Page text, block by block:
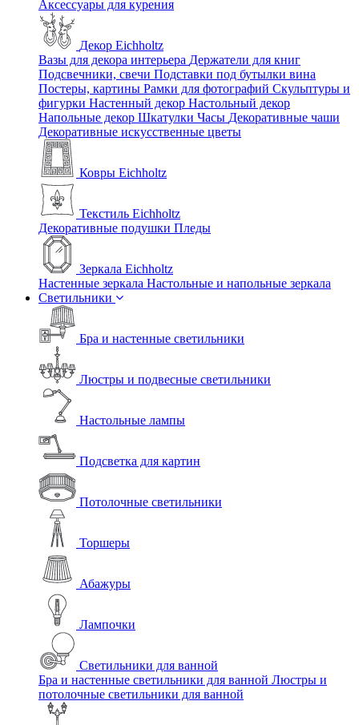
Аксессуары для курения
Декор Eichholtz
Вазы для декора интерьера Держатели для книг
Подсвечники, свечи Подставки под бутылки вина
Постеры, картины Рамки для фотографий Скульптуры и
фигурки Настенный декор Настольный декор
Напольные декор Шкатулки Часы Декоративные чаши
Декоративные искусственные цветы
Ковры Eichholtz
Текстиль Eichholtz
Декоративные подушки Пледы
Зеркала Eichholtz
Настенные зеркала Настольные и напольные зеркала
Светильники
Бра и настенные светильники
Люстры и подвесные светильники
Настольные лампы
Подсветка для картин
Потолочные светильники
Торшеры
Абажуры
Лампочки
Светильники для ванной
Бра и настенные светильники для ванной Люстры и
потолочные светильники для ванной